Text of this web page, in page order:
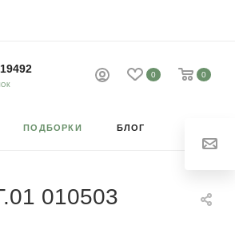
0 0
ПОДБОРКИ БЛОГ
010503